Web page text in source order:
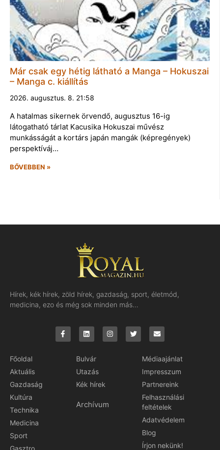
Már csak egy hétig látható a Manga – Hokuszai
– Manga c. kiállítás
2026. augusztus. 8. 21:58
A hatalmas sikernek örvendő, augusztus 16-ig
látogatható tárlat Kacusika Hokuszai művész
munkásságát a kortárs japán mangák (képregények)
perspektíváj…
BŐVEBBEN »
Hírek, kék hírek, zöld hírek, gazdaság, sport, életmód,
medicina, ezo és még sok minden más…
Főoldal
Aktuális
Gazdaság
Kultúra
Technika
Medicina
Sport
Gasztro
Bulvár
Utazás
Kék hírek
Archívum
Médiaajánlat
Impresszum
Partnereink
Felhasználási
feltételek
Adatvédelem
Blog
Írjon nekünk!